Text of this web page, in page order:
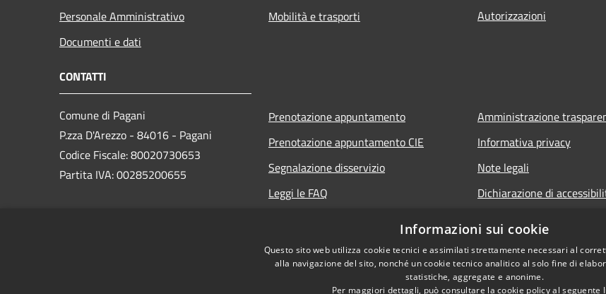
Personale Amministrativo
Documenti e dati
Mobilità e trasporti
Autorizzazioni
CONTATTI
Comune di Pagani
P.zza D'Arezzo - 84016 - Pagani
Codice Fiscale: 80020730653
Partita IVA: 00285200655
Prenotazione appuntamento
Prenotazione appuntamento CIE
Segnalazione disservizio
Leggi le FAQ
Amministrazione
Informativa privacy
Note legali
Dichiarazione di
Informazioni sui cookie
Questo sito web utilizza cookie tecnici e assimilati strettamente necessari al
alla navigazione del sito, nonché un cookie tecnico analitico al solo fine di
statistiche, aggregate e anonime.
Per maggiori dettagli, può consultare la cookie policy al seguente